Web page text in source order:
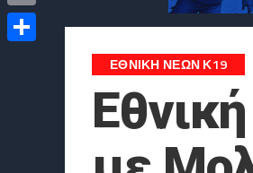
ΕΘΝΙΚΗ ΝΕΩΝ Κ19
Email